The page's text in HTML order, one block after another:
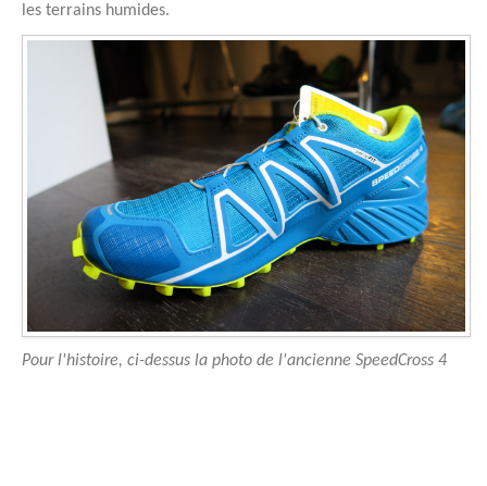
les terrains humides.
Pour l'histoire, ci-dessus la photo de l'ancienne SpeedCross 4